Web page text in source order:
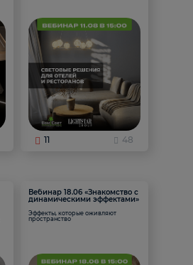
11 48
Вебинар 18.06 «Знакомство с
динамическими эффектами»
Эффекты, которые оживляют
пространство